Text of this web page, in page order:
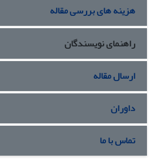
هزینه های بررسی مقاله
راهنمای نویسندگان
ارسال مقاله
داوران
تماس با ما